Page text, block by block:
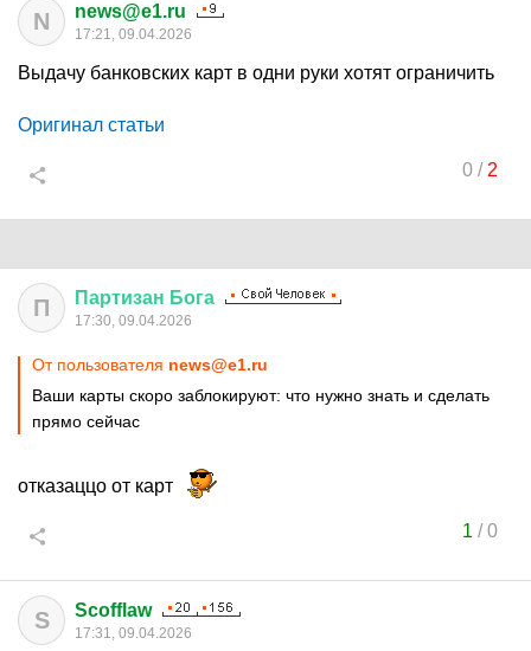
N news@e1.ru
17:21, 09.04.2026
Выдачу банковских карт в одни руки хотят ограничить
Оригинал статьи
0/ 2
П Партизан Бога
17:30, 09.04.2026
От пользователя news@e1.ru
Ваши карты скоро заблокируют: что нужно знать и сделать
прямо сейчас
отказаццо от карт
1 /0
S Scofflaw
17:31, 09.04.2026